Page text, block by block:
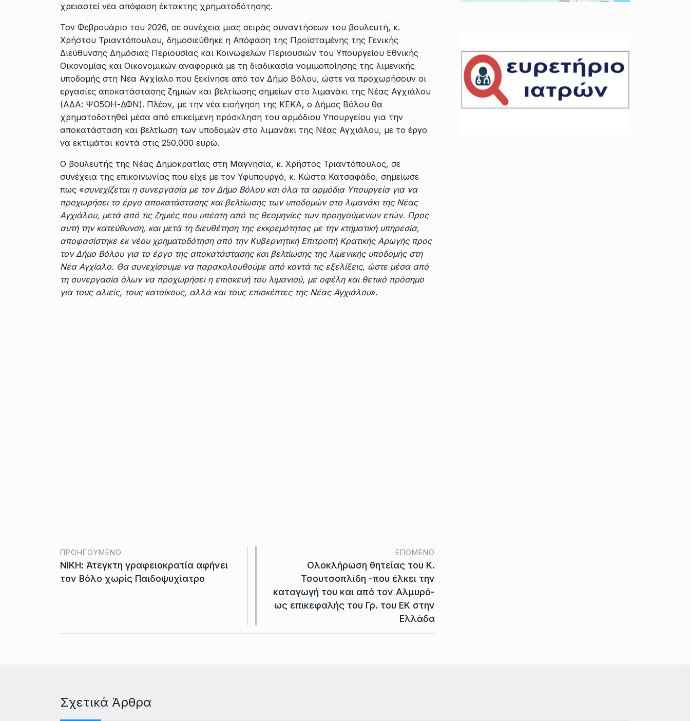
χρειαστεί νέα απόφαση έκτακτης χρηματοδότησης.
Τον Φεβρουάριο του 2026, σε συνέχεια μιας σειράς συναντήσεων του βουλευτή, κ.
Χρήστου Τριαντόπουλου, δημοσιεύθηκε η Απόφαση της Προϊσταμένης της Γενικής
Διεύθυνσης Δημόσιας Περιουσίας και Κοινωφελών Περιουσιών του Υπουργείου Εθνικής
Οικονομίας και Οικονομικών αναφορικά με τη διαδικασία νομιμοποίησης της λιμενικής
υποδομής στη Νέα Αγχίαλο που ξεκίνησε από τον Δήμο Βόλου, ώστε να προχωρήσουν οι
εργασίες αποκατάστασης ζημιών και βελτίωσης σημείων στο λιμανάκι της Νέας Αγχιάλου
(ΑΔΑ: ΨΟ5ΟΗ-ΔΦΝ). Πλέον, με την νέα εισήγηση της ΚΕΚΑ, ο Δήμος Βόλου θα
χρηματοδοτηθεί μέσα από επικείμενη πρόσκληση του αρμόδιου Υπουργείου για την
αποκατάσταση και βελτίωση των υποδομών στο λιμανάκι της Νέας Αγχιάλου, με το έργο
να εκτιμάται κοντά στις 250.000 ευρώ.
Ο βουλευτής της Νέας Δημοκρατίας στη Μαγνησία, κ. Χρήστος Τριαντόπουλος, σε
συνέχεια της επικοινωνίας που είχε με τον Υφυπουργό, κ. Κώστα Κατσαφάδο, σημείωσε
πως «συνεχίζεται η συνεργασία με τον Δήμο Βόλου και όλα τα αρμόδια Υπουργεία για να
προχωρήσει το έργο αποκατάστασης και βελτίωσης των υποδομών στο λιμανάκι της Νέας
Αγχιάλου, μετά από τις ζημιές που υπέστη από τις θεομηνίες των προηγούμενων ετών. Προς
αυτή την κατεύθυνση, και μετά τη διευθέτηση της εκκρεμότητας με την κτηματική υπηρεσία,
αποφασίστηκε εκ νέου χρηματοδότηση από την Κυβερνητική Επιτροπή Κρατικής Αρωγής προς
τον Δήμο Βόλου για το έργο της αποκατάστασης και βελτίωσης της λιμενικής υποδομής στη
Νέα Αγχίαλο. Θα συνεχίσουμε να παρακολουθούμε από κοντά τις εξελίξεις, ώστε μέσα από
τη συνεργασία όλων να προχωρήσει η επισκευή του λιμανιού, με οφέλη και θετικό πρόσημο
για τους αλιείς, τους κατοίκους, αλλά και τους επισκέπτες της Νέας Αγχιάλου».
ΠΡΟΗΓΟΎΜΕΝΟ
ΝΙΚΗ: Άτεγκτη γραφειοκρατία αφήνει
τον Βόλο χωρίς Παιδοψυχίατρο
ΕΠΌΜΕΝΟ
Ολοκλήρωση θητείας του Κ.
Τσουτσοπλίδη -που έλκει την
καταγωγή του και από τον Αλμυρό-
ως επικεφαλής του Γρ. του ΕΚ στην
Ελλάδα
Σχετικά Άρθρα